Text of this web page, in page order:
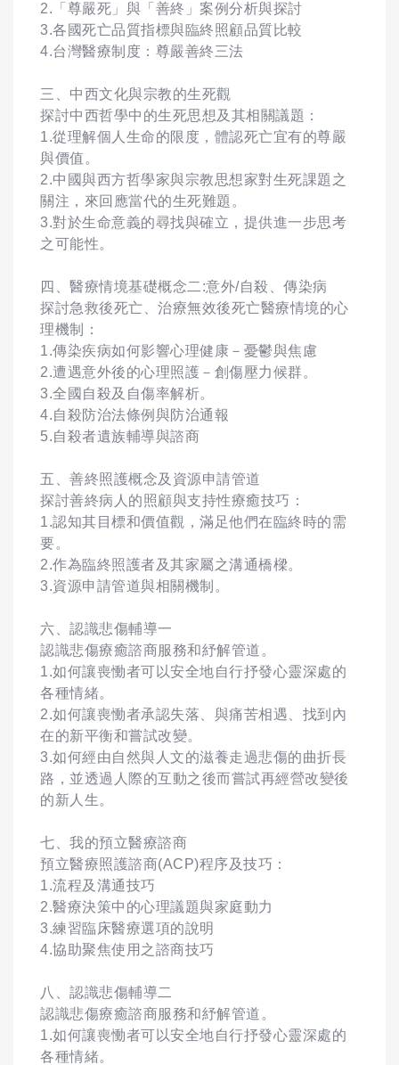
2.「尊嚴死」與「善終」案例分析與探討
3.各國死亡品質指標與臨終照顧品質比較
4.台灣醫療制度：尊嚴善終三法
三、中西文化與宗教的生死觀
探討中西哲學中的生死思想及其相關議題：
1.從理解個人生命的限度，體認死亡宜有的尊嚴
與價值。
2.中國與西方哲學家與宗教思想家對生死課題之
關注，來回應當代的生死難題。
3.對於生命意義的尋找與確立，提供進一步思考
之可能性。
四、醫療情境基礎概念二:意外/自殺、傳染病
探討急救後死亡、治療無效後死亡醫療情境的心
理機制：
1.傳染疾病如何影響心理健康－憂鬱與焦慮
2.遭遇意外後的心理照護－創傷壓力候群。
3.全國自殺及自傷率解析。
4.自殺防治法條例與防治通報
5.自殺者遺族輔導與諮商
五、善終照護概念及資源申請管道
探討善終病人的照顧與支持性療癒技巧：
1.認知其目標和價值觀，滿足他們在臨終時的需
要。
2.作為臨終照護者及其家屬之溝通橋樑。
3.資源申請管道與相關機制。
六、認識悲傷輔導一
認識悲傷療癒諮商服務和紓解管道。
1.如何讓喪慟者可以安全地自行抒發心靈深處的
各種情緒。
2.如何讓喪慟者承認失落、與痛苦相遇、找到內
在的新平衡和嘗試改變。
3.如何經由自然與人文的滋養走過悲傷的曲折長
路，並透過人際的互動之後而嘗試再經營改變後
的新人生。
七、我的預立醫療諮商
預立醫療照護諮商(ACP)程序及技巧：
1.流程及溝通技巧
2.醫療決策中的心理議題與家庭動力
3.練習臨床醫療選項的說明
4.協助聚焦使用之諮商技巧
八、認識悲傷輔導二
認識悲傷療癒諮商服務和紓解管道。
1.如何讓喪慟者可以安全地自行抒發心靈深處的
各種情緒。